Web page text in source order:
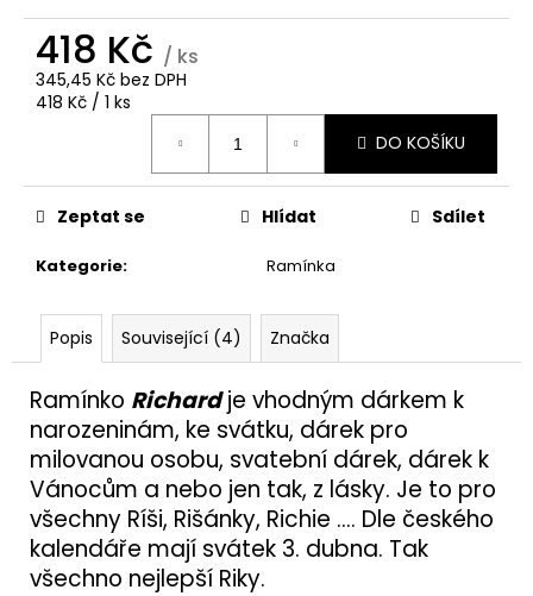
418 Kč / ks
345,45 Kč bez DPH
Měrná
418 Kč / 1 ks
DO KOŠÍKU
Kategorie: Ramínka
Zeptat se Hlídat Sdílet
Popis Související (4) Značka
Ramínko Richardje vhodným dárkem k
narozeninám, ke svátku, dárek pro
milovanou osobu, svatební dárek, dárek k
Vánocům a nebo jen tak, z lásky. Je to pro
všechny Ríši, Rišánky, Richie .... Dle českého
kalendáře mají svátek 3. dubna. Tak
všechno nejlepší Riky.
D
o
p
o
e
m
600X2200
2X
14
850
Kč